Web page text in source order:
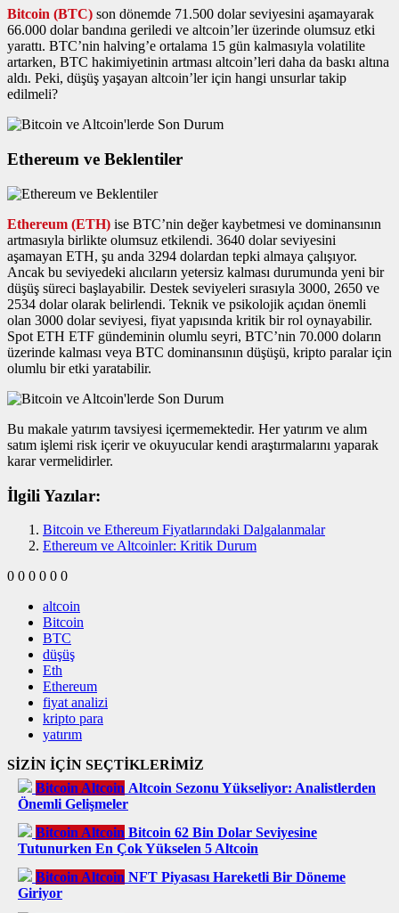
Bitcoin (BTC) son dönemde 71.500 dolar seviyesini aşamayarak
66.000 dolar bandına geriledi ve altcoin’ler üzerinde olumsuz etki
yarattı. BTC’nin halving’e ortalama 15 gün kalmasıyla volatilite
artarken, BTC hakimiyetinin artması altcoin’leri daha da baskı altına
aldı. Peki, düşüş yaşayan altcoin’ler için hangi unsurlar takip
edilmeli?
Ethereum ve Beklentiler
Ethereum (ETH) ise BTC’nin değer kaybetmesi ve dominansının
artmasıyla birlikte olumsuz etkilendi. 3640 dolar seviyesini
aşamayan ETH, şu anda 3294 dolardan tepki almaya çalışıyor.
Ancak bu seviyedeki alıcıların yetersiz kalması durumunda yeni bir
düşüş süreci başlayabilir. Destek seviyeleri sırasıyla 3000, 2650 ve
2534 dolar olarak belirlendi. Teknik ve psikolojik açıdan önemli
olan 3000 dolar seviyesi, fiyat yapısında kritik bir rol oynayabilir.
Spot ETH ETF gündeminin olumlu seyri, BTC’nin 70.000 doların
üzerinde kalması veya BTC dominansının düşüşü, kripto paralar için
olumlu bir etki yaratabilir.
Bu makale yatırım tavsiyesi içermemektedir. Her yatırım ve alım
satım işlemi risk içerir ve okuyucular kendi araştırmalarını yaparak
karar vermelidirler.
İlgili Yazılar:
Bitcoin ve Ethereum Fiyatlarındaki Dalgalanmalar
Ethereum ve Altcoinler: Kritik Durum
0 0 0 0 0 0
altcoin
Bitcoin
BTC
düşüş
Eth
Ethereum
fiyat analizi
kripto para
yatırım
SİZİN İÇİN SEÇTİKLERİMİZ
Bitcoin Altcoin Altcoin Sezonu Yükseliyor: Analistlerden
Önemli Gelişmeler
Bitcoin Altcoin Bitcoin 62 Bin Dolar Seviyesine
Tutunurken En Çok Yükselen 5 Altcoin
Bitcoin Altcoin NFT Piyasası Hareketli Bir Döneme
Giriyor